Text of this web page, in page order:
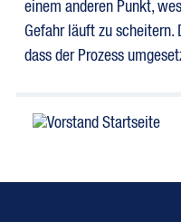
einem anderen Punkt,
Gefahr läuft zu scheitern.
dass der Prozess